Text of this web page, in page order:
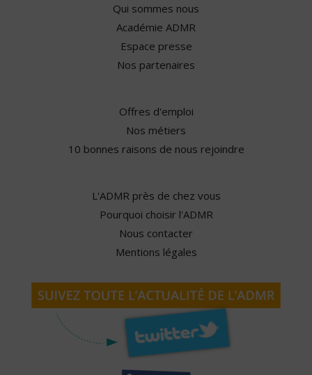
Qui sommes nous
Académie ADMR
Espace presse
Nos partenaires
Offres d'emploi
Nos métiers
10 bonnes raisons de nous rejoindre
L'ADMR près de chez vous
Pourquoi choisir l'ADMR
Nous contacter
Mentions légales